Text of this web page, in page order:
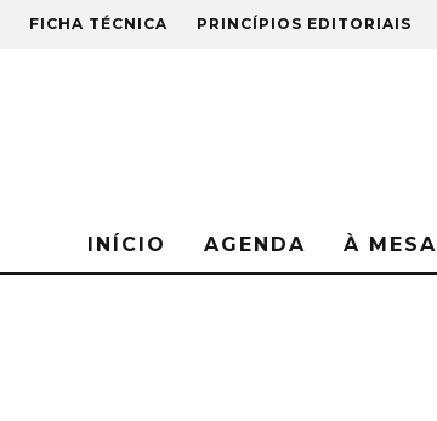
FICHA TÉCNICA PRINCÍPIOS EDITORIAIS
INÍCIO AGENDA À MESA